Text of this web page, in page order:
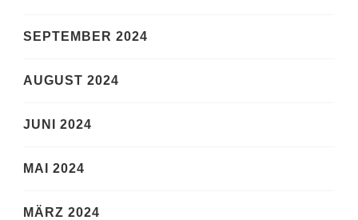
SEPTEMBER 2024
AUGUST 2024
JUNI 2024
MAI 2024
MÄRZ 2024